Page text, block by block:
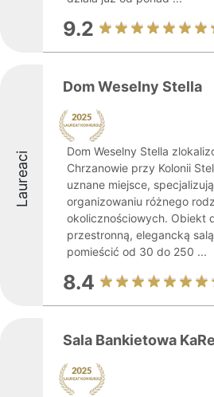
9.2
Laureaci
Dom Weselny Stella
Dom Weselny Stella
Chrzanowie przy Kolonii
uznane miejsce,
organizowaniu różnego
okolicznościowych. Obiekt
przestronną, elegancką
pomieścić od 30 do 250 ...
8.4
Sala Bankietowa